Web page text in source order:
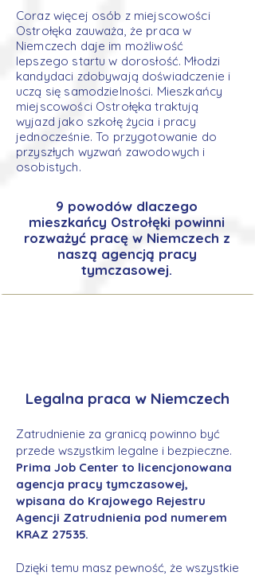
Coraz więcej osób z miejscowości
Ostrołęka zauważa, że praca w
Niemczech daje im możliwość
lepszego startu w dorosłość. Młodzi
kandydaci zdobywają doświadczenie i
uczą się samodzielności. Mieszkańcy
miejscowości Ostrołęka traktują
wyjazd jako szkołę życia i pracy
jednocześnie. To przygotowanie do
przyszłych wyzwań zawodowych i
osobistych.
9 powodów dlaczego
mieszkańcy Ostrołęki powinni
rozważyć pracę w Niemczech z
naszą agencją pracy
tymczasowej.
Legalna praca w Niemczech
Zatrudnienie za granicą powinno być
przede wszystkim legalne i bezpieczne.
Prima Job Center to licencjonowana
agencja pracy tymczasowej,
wpisana do Krajowego Rejestru
Agencji Zatrudnienia pod numerem
KRAZ 27535.
Dzięki temu masz pewność, że wszystkie